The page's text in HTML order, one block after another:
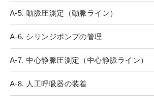
A-5. 動脈圧測定（動脈ライン）
A-6. シリンジポンプの管理
A-7. 中心静脈圧測定（中心静脈ライン）
A-8. 人工呼吸器の装着